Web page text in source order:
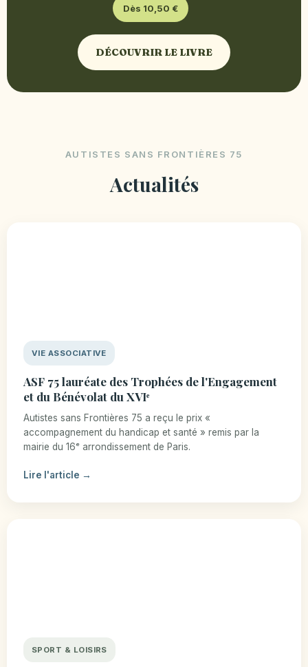
Dès 10,50 €
DÉCOUVRIR LE LIVRE
AUTISTES SANS FRONTIÈRES 75
Actualités
VIE ASSOCIATIVE
ASF 75 lauréate des Trophées de l'Engagement
et du Bénévolat du XVIᵉ
Autistes sans Frontières 75 a reçu le prix «
accompagnement du handicap et santé » remis par la
mairie du 16ᵉ arrondissement de Paris.
Lire l'article
SPORT & LOISIRS